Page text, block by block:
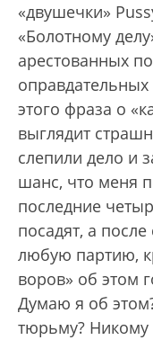
«двушечки»
«Болотному
арестованных
этого фраза о
выглядит
слепили дело и
шанс, что меня
последние
посадят, а
любую партию,
воров» об этом
Думаю я об
тюрьму? Никому